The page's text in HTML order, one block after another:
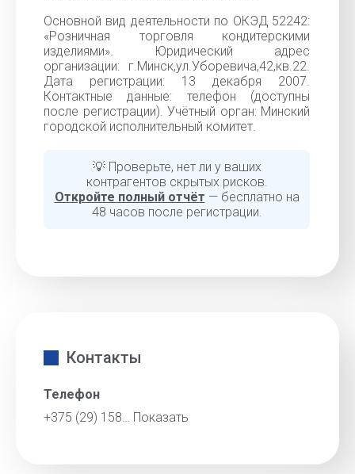
Основной вид деятельности по ОКЭД 52242:
«Розничная торговля кондитерскими
изделиями». Юридический адрес
организации: г.Минск,ул.Уборевича,42,кв.22.
Дата регистрации: 13 декабря 2007.
Контактные данные: телефон (доступны
после регистрации). Учётный орган: Минский
городской исполнительный комитет.
💡 Проверьте, нет ли у ваших
контрагентов скрытых рисков.
Откройте полный отчёт — бесплатно на
48 часов после регистрации.
Контакты
Телефон
+375 (29) 158… Показать